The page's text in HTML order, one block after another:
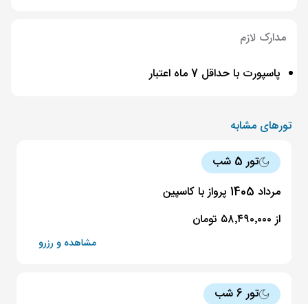
مدارک لازم
پاسپورت با حداقل 7 ماه اعتبار
تورهای مشابه
تور 5 شب
مرداد 1405 پرواز با کاسپین
از ۵۸٬۴۹۰٬۰۰۰ تومان
مشاهده و رزرو
تور 6 شب